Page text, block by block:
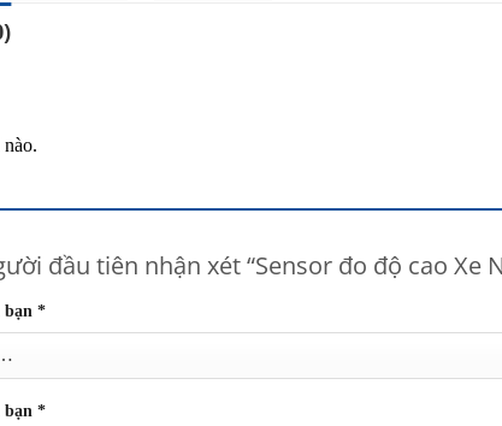
đầu tiên nhận xét “Sensor đo độ cao Xe
bạn *
bạn *